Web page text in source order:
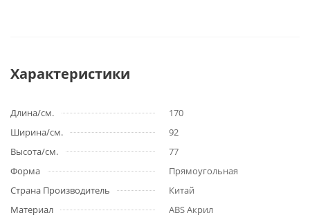
Характеристики
Длина/см.
170
Ширина/см.
92
Высота/см.
77
Форма
Прямоугольная
Страна Производитель
Китай
Материал
ABS Акрил